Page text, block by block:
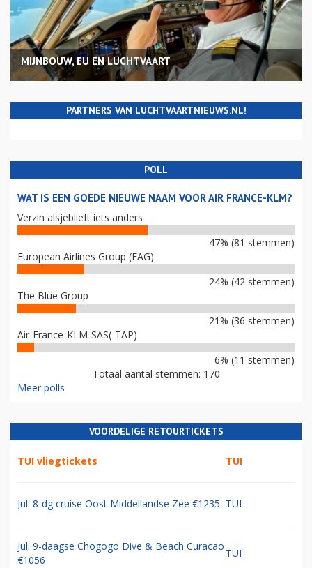
MIJNBOUW, EU EN LUCHTVAART
PARTNERS VAN LUCHTVAARTNIEUWS.NL!
POLL
WAT IS EEN GOEDE NIEUWE NAAM VOOR AIR FRANCE-KLM?
Verzin alsjeblieft iets anders
47% (81 stemmen)
European Airlines Group (EAG)
24% (42 stemmen)
The Blue Group
21% (36 stemmen)
Air-France-KLM-SAS(-TAP)
6% (11 stemmen)
Totaal aantal stemmen: 170
Meer polls
VOORDELIGE RETOURTICKETS
TUI vliegtickets TUI
Jul: 8-dg cruise Oost Middellandse Zee €1235 TUI
Jul: 9-daagse Chogogo Dive & Beach Curacao
€1056
TUI